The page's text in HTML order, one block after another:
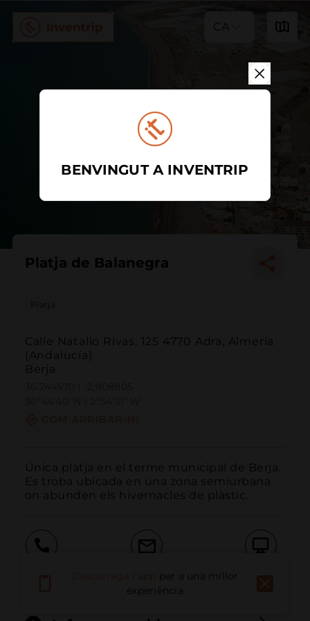
CA
Platja de Balanegra
Platja
Calle Natalio Rivas, 125 4770 Adra, Almería
(Andalucía)
Berja
Única platja en el terme municipal de Berja.
Es troba ubicada en una zona semiurbana
on abunden els hivernacles de plàstic.
Emailper a una millor
experiència
BENVINGUT A INVENTRIP